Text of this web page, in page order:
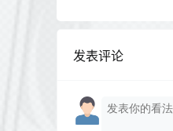
发表评论